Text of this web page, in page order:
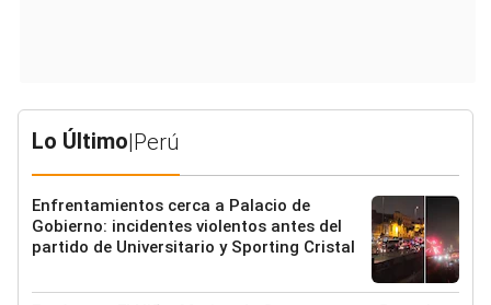
Lo Último|Perú
Enfrentamientos cerca a Palacio de
Gobierno: incidentes violentos antes del
partido de Universitario y Sporting Cristal